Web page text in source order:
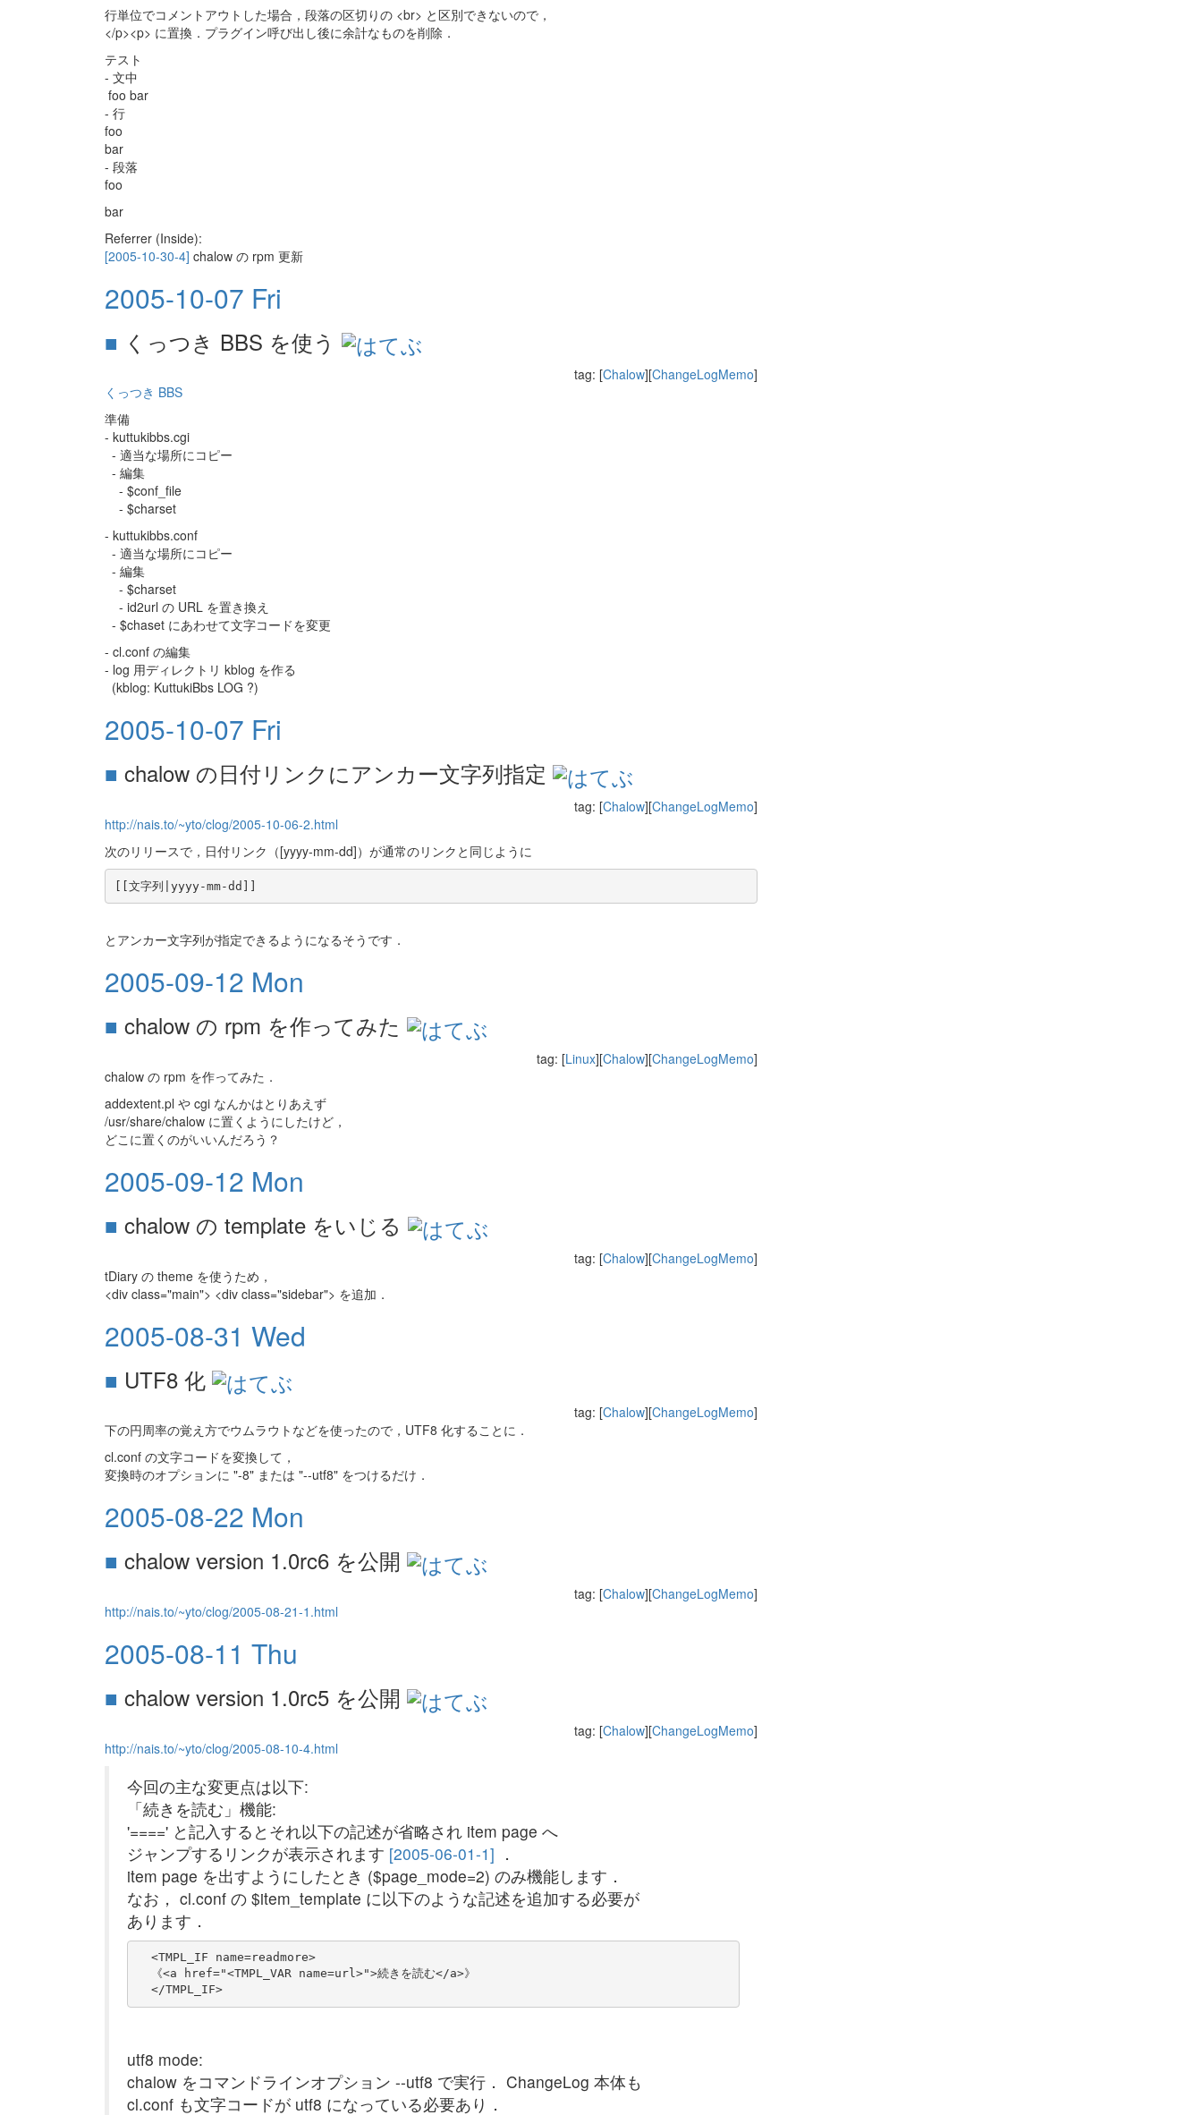
行単位でコメントアウトした場合，段落の区切りの <br> と区別できないので，
</p><p> に置換．プラグイン呼び出し後に余計なものを削除．
テスト
- 文中
foo bar
- 行
foo
bar
- 段落
foo
bar
Referrer (Inside):
[2005-10-30-4] chalow の rpm 更新
2005-10-07 Fri
■ くっつき BBS を使う
tag: [Chalow][ChangeLogMemo]
くっつき BBS
準備
- kuttukibbs.cgi
- 適当な場所にコピー
- 編集
- $conf_file
- $charset
- kuttukibbs.conf
- 適当な場所にコピー
- 編集
- $charset
- id2url の URL を置き換え
- $chaset にあわせて文字コードを変更
- cl.conf の編集
- log 用ディレクトリ kblog を作る
(kblog: KuttukiBbs LOG ?)
2005-10-07 Fri
■ chalow の日付リンクにアンカー文字列指定
tag: [Chalow][ChangeLogMemo]
http://nais.to/~yto/clog/2005-10-06-2.html
次のリリースで，日付リンク（[yyyy-mm-dd]）が通常のリンクと同じように
とアンカー文字列が指定できるようになるそうです．
2005-09-12 Mon
■ chalow の rpm を作ってみた
tag: [Linux][Chalow][ChangeLogMemo]
chalow の rpm を作ってみた．
addextent.pl や cgi なんかはとりあえず
/usr/share/chalow に置くようにしたけど，
どこに置くのがいいんだろう？
2005-09-12 Mon
■ chalow の template をいじる
tag: [Chalow][ChangeLogMemo]
tDiary の theme を使うため，
<div class="main"> <div class="sidebar"> を追加．
2005-08-31 Wed
■ UTF8 化
tag: [Chalow][ChangeLogMemo]
下の円周率の覚え方でウムラウトなどを使ったので，UTF8 化することに．
cl.conf の文字コードを変換して，
変換時のオプションに "-8" または "--utf8" をつけるだけ．
2005-08-22 Mon
■ chalow version 1.0rc6 を公開
tag: [Chalow][ChangeLogMemo]
http://nais.to/~yto/clog/2005-08-21-1.html
2005-08-11 Thu
■ chalow version 1.0rc5 を公開
tag: [Chalow][ChangeLogMemo]
http://nais.to/~yto/clog/2005-08-10-4.html
今回の主な変更点は以下:
「続きを読む」機能:
'====' と記入するとそれ以下の記述が省略され item page へ
ジャンプするリンクが表示されます [2005-06-01-1] ．
item page を出すようにしたとき ($page_mode=2) のみ機能します．
なお， cl.conf の $item_template に以下のような記述を追加する必要が
あります．
  <TMPL_IF name=readmore>
  《<a href="<TMPL_VAR name=url>">続きを読む</a>》
  </TMPL_IF>
utf8 mode:
chalow をコマンドラインオプション --utf8 で実行． ChangeLog 本体も
cl.conf も文字コードが utf8 になっている必要あり．